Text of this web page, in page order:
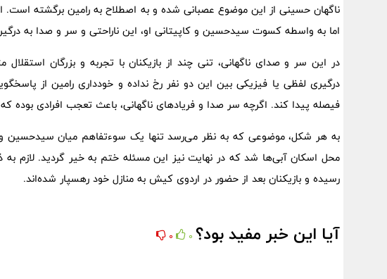
ناگهان حسینی از این موضوع عصبانی شده و به اصطلاح به رامین برگشته
اما به واسطه کسوت سیدحسین و کاپیتانی او، این ناراحتی و سر و صدا به
در این سر و صدای ناگهانی، تنی چند از بازیکنان با تجربه و بزرگان
درگیری لفظی یا فیزیکی بین این دو نفر رخ نداده و خودداری رامین از
فیصله پیدا کند. اگرچه سر صدا و فریادهای ناگهانی، باعث تعجب افرادی بوده
به هر شکل، موضوعی که به نظر می‌رسد تنها یک سوءتفاهم میان سیدحسین و
محل اسکان آبی‌ها شد که در نهایت نیز این مسئله ختم به خیر گردید. لازم
رسیده و بازیکنان بعد از حضور در اردوی کیش به منازل خود رهسپار شده‌اند.
آیا این خبر مفید بود؟ 0
0